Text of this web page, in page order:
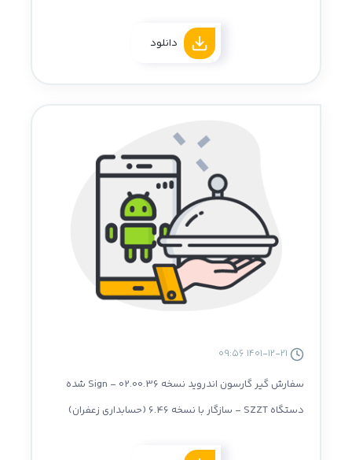
دانلود
سفارش گیر گارسون اندروید نسخه 02.00.36 - Sign شده
دستگاه SZZT - سازگار با نسخه 6.46 (حسابداری زعفران)